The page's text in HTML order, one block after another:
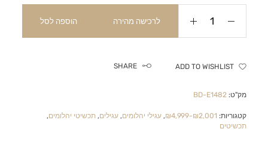
לרכישה מהירה הוספה לסל
ADD TO WISHLIST
SHARE
מק"ט:BD-E1482
קטגוריות: ₪2,001-₪4,999
,עגילי יהלומים,עגילים,תכשיטי יהלומים,
תכשיטים